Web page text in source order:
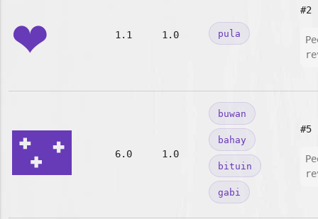
❤️ 1.1 1.0 pula
#2
🌃 6.0 1.0
buwan
bahay
bituin
gabi
#5